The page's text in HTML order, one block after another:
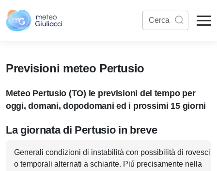
Previsioni meteo Pertusio
Meteo Pertusio (TO) le previsioni del tempo per
oggi, domani, dopodomani ed i prossimi 15 giorni
La giornata di Pertusio in breve
Generali condizioni di instabilità con possibilità di rovesci
o temporali alternati a schiarite. Piú precisamente nella